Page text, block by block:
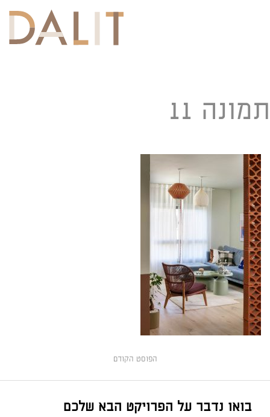
תמונה 11
הפוסט הקודם
בואו נדבר על הפרויקט הבא שלכם